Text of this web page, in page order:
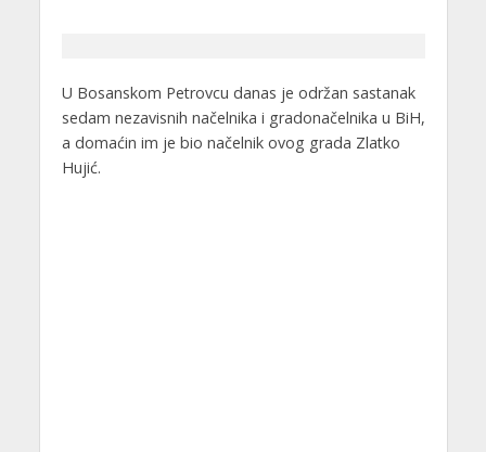
U Bosanskom Petrovcu danas je održan sastanak
sedam nezavisnih načelnika i gradonačelnika u BiH,
a domaćin im je bio načelnik ovog grada Zlatko
Hujić.